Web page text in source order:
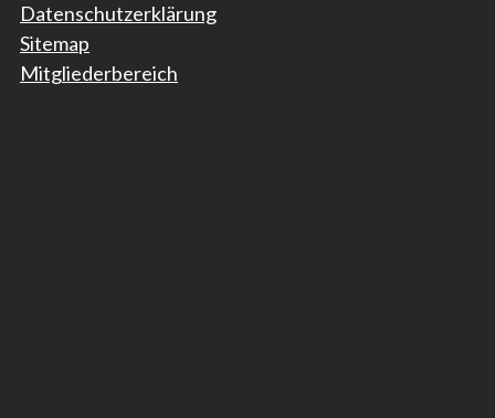
Datenschutzerklärung
Sitemap
Mitgliederbereich